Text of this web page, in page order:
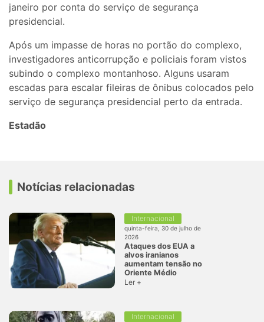
janeiro por conta do serviço de segurança
presidencial.
Após um impasse de horas no portão do complexo,
investigadores anticorrupção e policiais foram vistos
subindo o complexo montanhoso. Alguns usaram
escadas para escalar fileiras de ônibus colocados pelo
serviço de segurança presidencial perto da entrada.
Estadão
Notícias relacionadas
Internacional
quinta-feira, 30 de julho de
2026
Ataques dos EUA a
alvos iranianos
aumentam tensão no
Oriente Médio
Ler +
Internacional